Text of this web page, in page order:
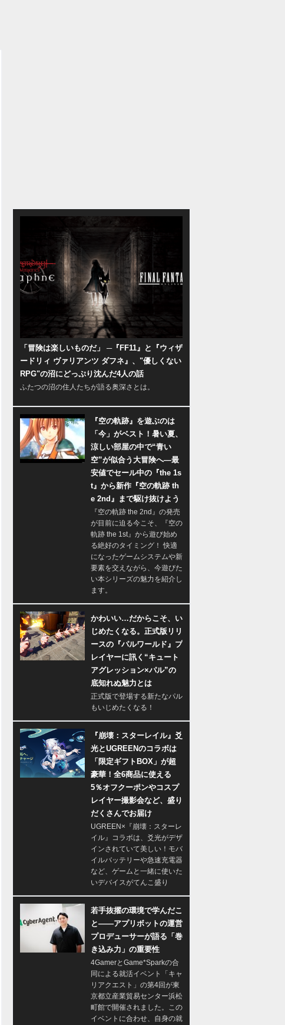
「冒険は楽しいものだ」 ─『FF11』と『ウィザ
ードリィ ヴァリアンツ ダフネ』、"優しくない
RPG"の沼にどっぷり沈んだ4人の話
ふたつの沼の住人たちが語る奥深さとは。
『空の軌跡』を遊ぶのは
「今」がベスト！暑い夏、
涼しい部屋の中で“青い
空”が似合う大冒険へ―最
安値でセール中の『the 1s
t』から新作『空の軌跡 th
e 2nd』まで駆け抜けよう
『空の軌跡 the 2nd』の発売
が目前に迫る今こそ、『空の
軌跡 the 1st』から遊び始め
る絶好のタイミング！ 快適
になったゲームシステムや新
要素を交えながら、今遊びた
い本シリーズの魅力を紹介し
ます。
かわいい…だからこそ、い
じめたくなる。正式版リリ
ースの『パルワールド』プ
レイヤーに訊く“キュート
アグレッション×パル”の
底知れぬ魅力とは
正式版で登場する新たなパル
もいじめたくなる！
『崩壊：スターレイル』爻
光とUGREENのコラボは
「限定ギフトBOX」が超
豪華！全6商品に使える
5％オフクーポンやコスプ
レイヤー撮影会など、盛り
だくさんでお届け
UGREEN×『崩壊：スターレ
イル』コラボは、爻光がデザ
インされていて美しい！モバ
イルバッテリーや急速充電器
など、ゲームと一緒に使いた
いデバイスがてんこ盛り
若手抜擢の環境で学んだこ
と――アプリボットの運営
プロデューサーが語る「巻
き込み力」の重要性
4GamerとGame*Sparkの合
同による就活イベント「キャ
リアクエスト」の第4回が東
京都立産業貿易センター浜松
町館で開催されました。この
イベントに合わせ、自身の就